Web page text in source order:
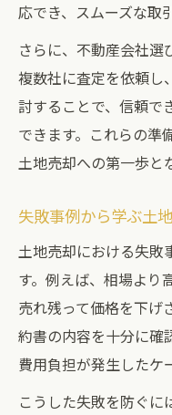
納得の土地売
土地売却の
安心して土
土地売却を
応でき、スムーズな取
さらに、不動産会社選
複数社に査定を依頼し
討することで、信頼で
できます。これらの準
土地売却への第一歩と
失敗事例から学ぶ土
土地売却における失敗
す。例えば、相場より
売れ残って価格を下げ
約書の内容を十分に確
費用負担が発生したケ
こうした失敗を防ぐ